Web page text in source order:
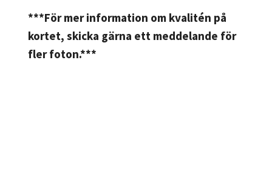
***För mer information om kvalitén på
kortet, skicka gärna ett meddelande för
fler foton.***